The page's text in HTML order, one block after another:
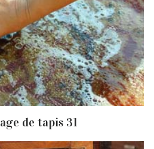
de tapis 31